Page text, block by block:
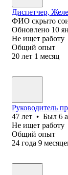
Диспетчер,
ФИО скрыто
Обновлено 10
Не ищет работу
Общий опыт
20 лет 1 месяц
Руководитель
47 лет • Был 6
Не ищет работу
Общий опыт
24 года 9